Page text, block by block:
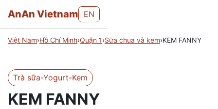
AnAn Vietnam EN
Việt Nam›Hồ Chí Minh›Quận 1›Sữa chua và kem›KEM FANNY
Trà sữa-Yogurt-Kem
KEM FANNY